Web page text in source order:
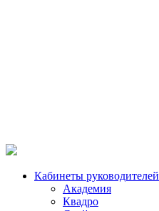
Кабинеты руководителей
Академия
Квадро